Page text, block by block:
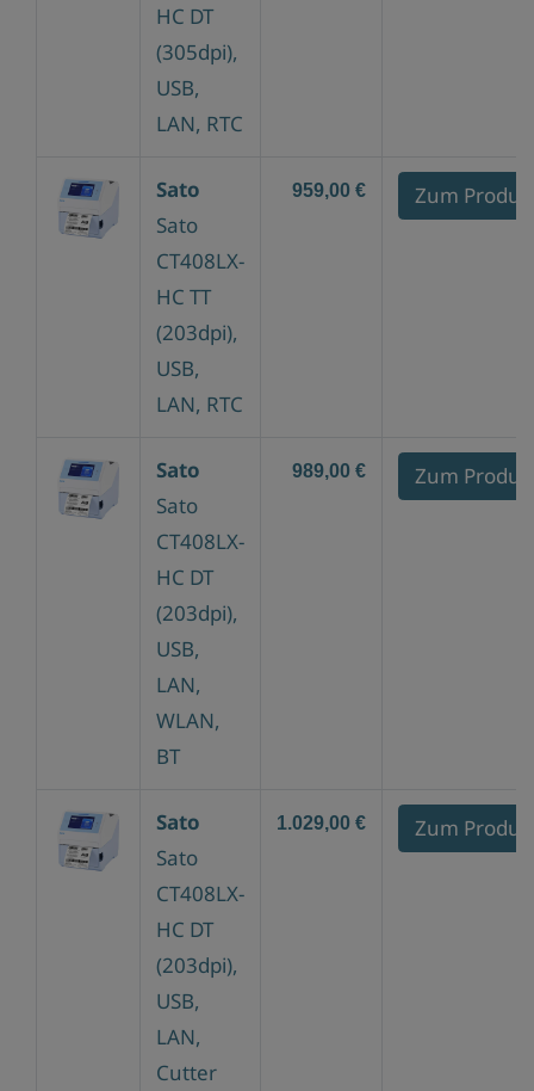
HC DT
(305dpi),
USB,
LAN, RTC
Sato
Sato
CT408LX-
HC TT
(203dpi),
USB,
LAN, RTC
959,00 € Zum
Sato
Sato
CT408LX-
HC DT
(203dpi),
USB,
LAN,
WLAN,
BT
989,00 € Zum
Sato
Sato
CT408LX-
HC DT
(203dpi),
USB,
LAN,
Cutter
1.029,00 € Zum